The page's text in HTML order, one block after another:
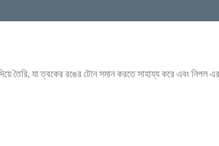
তৈরি, যা ত্বকের রঙের টোন সমান করতে সাহায্য করে এবং নিপল